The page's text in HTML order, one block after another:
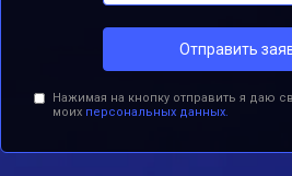
Отправить
Нажимая на кнопку отправить я даю
моих персональных данных.